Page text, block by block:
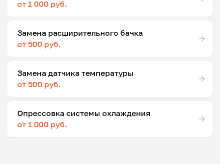
от 1 000 руб.
Замена расширительного бачка
от 500 руб.
Замена датчика температуры
от 500 руб.
Опрессовка системы охлаждения
от 1 000 руб.